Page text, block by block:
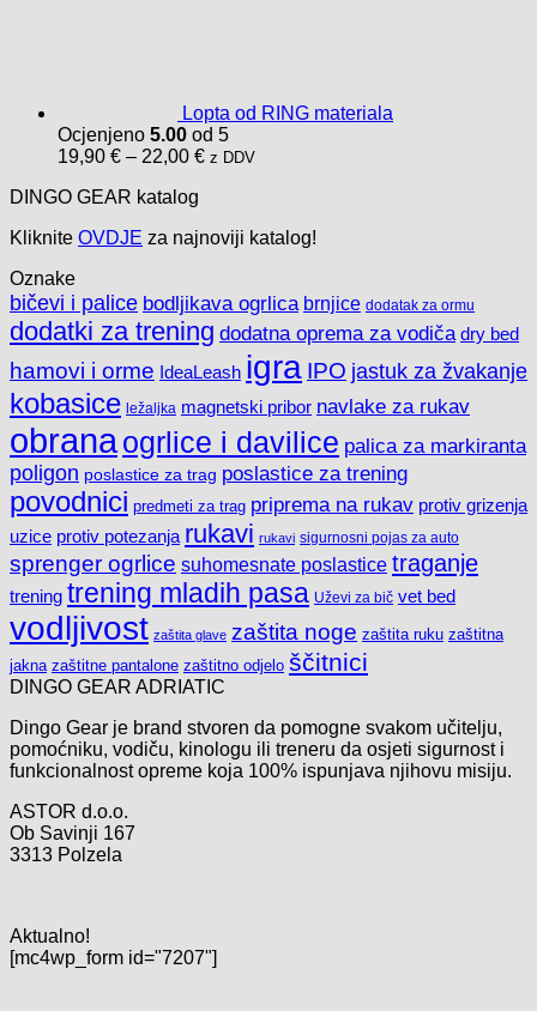
Lopta od RING materiala
Ocjenjeno 5.00 od 5
19,90 € – 22,00 €Raspon
do
z DDV
DINGO GEAR katalog
Kliknite OVDJE za najnoviji katalog!
Oznake
bičevi i palice bodljikava ogrlica brnjice dodatak za ormu
dodatki za trening dodatna oprema za vodiča dry bed
hamovi i orme IdeaLeash igra IPO jastuk za žvakanje
kobasice ležaljka magnetski pribor navlake za rukav
obranaogrlice i davilice palica za markiranta
poligon poslastice za trag poslastice za trening
povodnici predmeti za trag priprema na rukav protiv grizenja
uzice protiv potezanja rukavi rukavi sigurnosni pojas za auto
sprenger ogrlice suhomesnate poslastice traganje
trening trening mladih pasa Uževi za bič vet bed
vodljivost zaštita glave zaštita noge zaštita ruku zaštitna
jakna zaštitne pantalone zaštitno odjelo ščitnici
DINGO GEAR ADRIATIC
Dingo Gear je brand stvoren da pomogne svakom učitelju,
pomoćniku, vodiču, kinologu ili treneru da osjeti sigurnost i
funkcionalnost opreme koja 100% ispunjava njihovu misiju.
ASTOR d.o.o.
Ob Savinji 167
3313 Polzela
Aktualno!
[mc4wp_form id="7207"]